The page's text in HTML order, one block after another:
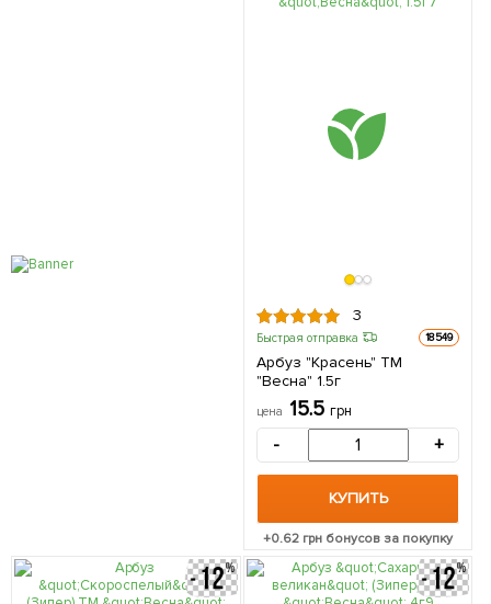
3
Быстрая отправка 18549
Арбуз "Красень" ТМ
"Весна" 1.5г
цена 15.5 грн
- +
КУПИТЬ
+0.62 грн бонусов за покупку